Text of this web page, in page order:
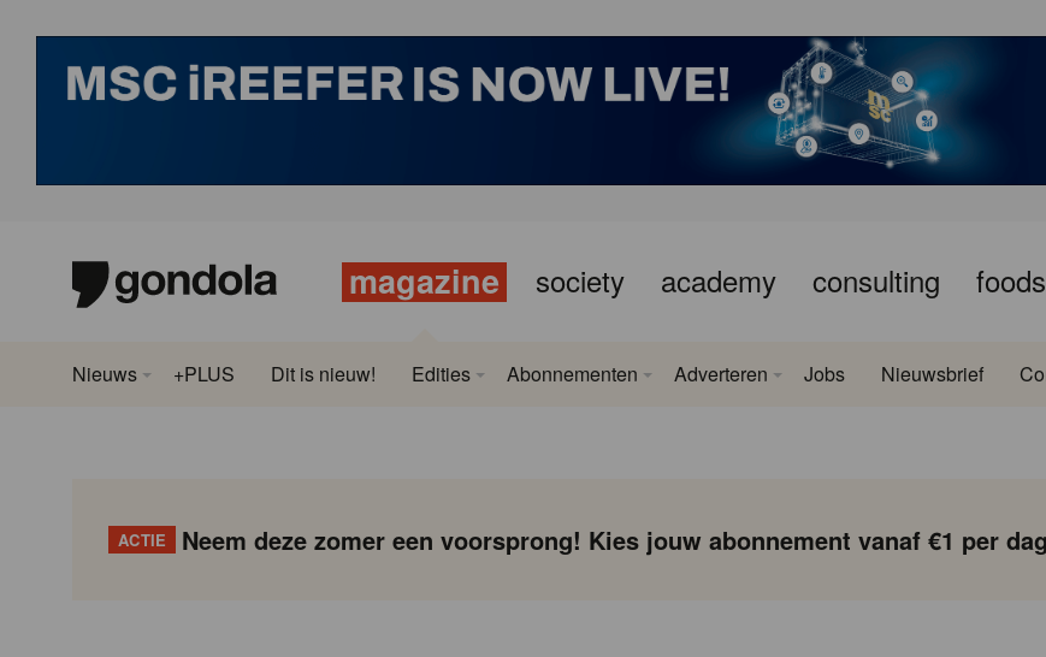
magazine society academy consulting
Nieuws +PLUS Dit is nieuw! Edities Abonnementen Adverteren Jobs Nieuwsbrief
ACTIE Neem deze zomer een voorsprong! Kies jouw abonnement vanaf €1 per